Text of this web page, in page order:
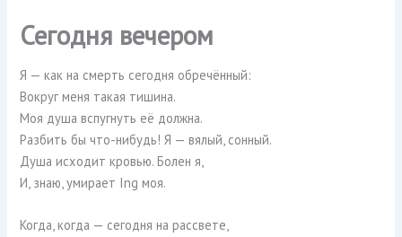
Сегодня вечером
Я — как на смерть сегодня обречённый:
Вокруг меня такая тишина.
Моя душа вспугнуть её должна.
Разбить бы что-нибудь! Я — вялый, сонный.
Душа исходит кровью. Болен я,
И, знаю, умирает Ing моя.
Когда, когда — сегодня на рассвете,